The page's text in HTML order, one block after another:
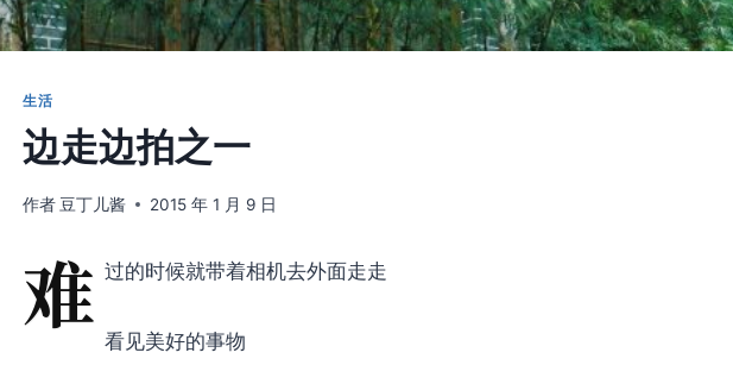
生活
边走边拍之一
作者 豆丁儿酱 2015 年 1 月 9 日
难 过的时候就带着相机去外面走走
看见美好的事物